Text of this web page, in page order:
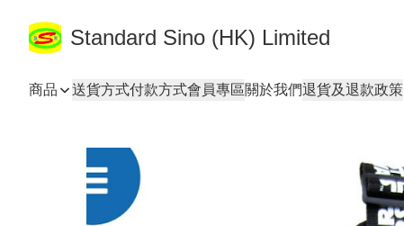
Standard Sino (HK) Limited
商品 送貨方式付款方式會員專區關於我們退貨及退款政策